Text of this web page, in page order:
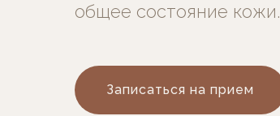
общее состояние кожи.
Записаться на прием